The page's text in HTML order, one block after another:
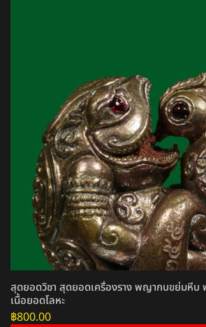
สุดยอดวิชา สุดยอดเครื่องราง พญากบขย่มหีบ
เนื้อยอดโลหะ
฿800.00